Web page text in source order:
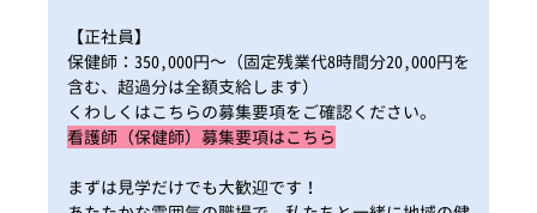
【正社員】
保健師：350,000円～（固定残業代8時間分20,000円を
含む、超過分は全額支給します）
くわしくはこちらの募集要項をご確認ください。
看護師（保健師）募集要項はこちら
まずは見学だけでも大歓迎です！